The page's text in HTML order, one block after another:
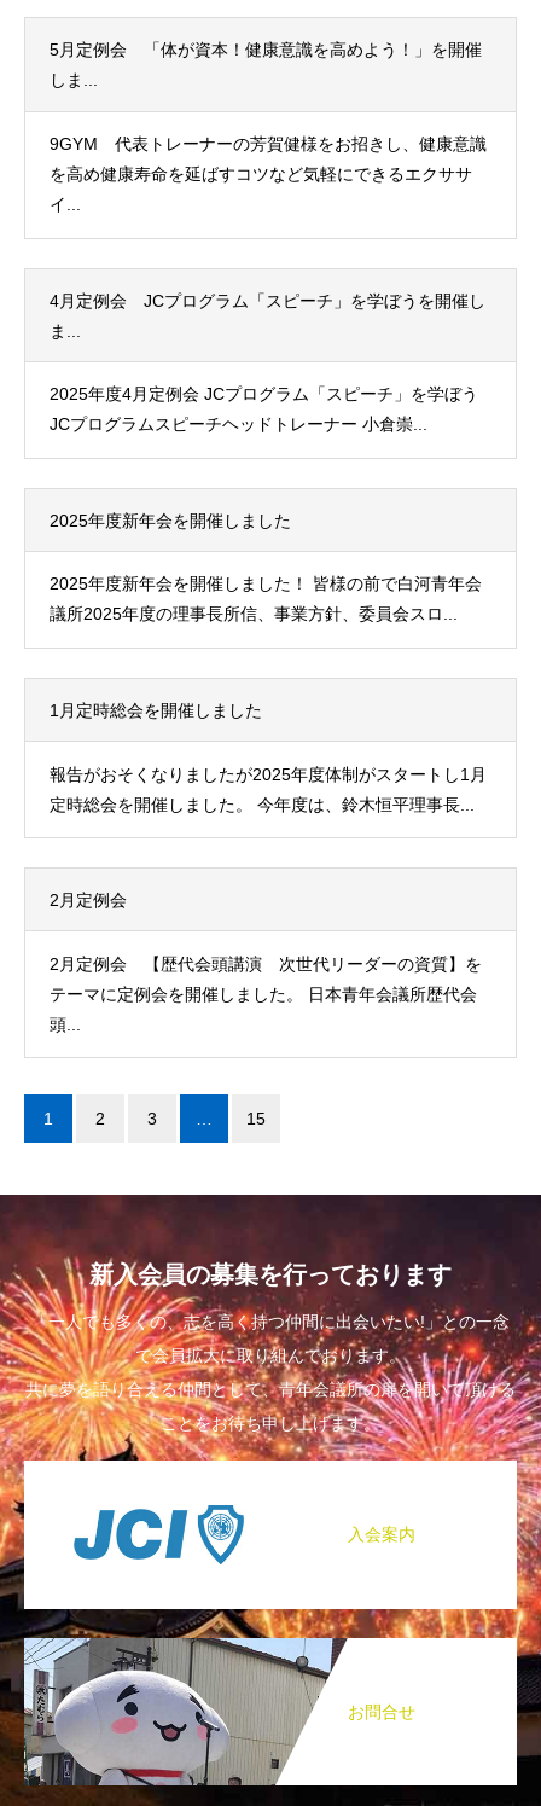
5月定例会 「体が資本！健康意識を高めよう！」を開催
しま...
9GYM 代表トレーナーの芳賀健様をお招きし、健康意識
を高め健康寿命を延ばすコツなど気軽にできるエクササ
イ...
4月定例会 JCプログラム「スピーチ」を学ぼうを開催し
ま...
2025年度4月定例会 JCプログラム「スピーチ」を学ぼう
JCプログラムスピーチヘッドトレーナー 小倉崇...
2025年度新年会を開催しました
2025年度新年会を開催しました！ 皆様の前で白河青年会
議所2025年度の理事長所信、事業方針、委員会スロ...
1月定時総会を開催しました
報告がおそくなりましたが2025年度体制がスタートし1月
定時総会を開催しました。 今年度は、鈴木恒平理事長...
2月定例会
2月定例会 【歴代会頭講演 次世代リーダーの資質】を
テーマに定例会を開催しました。 日本青年会議所歴代会
頭...
1 2 3 … 15
新入会員の募集を行っております
「一人でも多くの、志を高く持つ仲間に出会いたい!」との一念
で会員拡大に取り組んでおります。
共に夢を語り合える仲間として、青年会議所の扉を開いて頂ける
ことをお待ち申し上げます。
入会案内
お問合せ